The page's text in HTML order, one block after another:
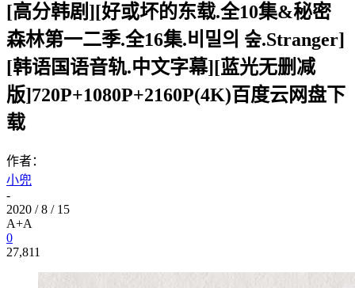
[高分韩剧][好或坏的东载.全10集&秘密
森林第一二季.全16集.비밀의 숲.Stranger]
[韩语国语音轨.中文字幕][蓝光无删减
版]720P+1080P+2160P(4K)百度云网盘下
载
作者：
小兜
-
2020 / 8 / 15
A+A
0
27,811